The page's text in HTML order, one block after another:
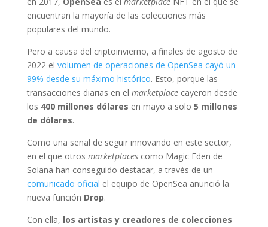
encuentran la mayoría de las colecciones más
populares del mundo.
Pero a causa del criptoinvierno, a finales de agosto de
2022 el volumen de operaciones de OpenSea cayó un
99% desde su máximo histórico. Esto, porque las
transacciones diarias en el marketplace cayeron desde
los 400 millones dólares en mayo a solo 5 millones
de dólares.
Como una señal de seguir innovando en este sector,
en el que otros marketplaces como Magic Eden de
Solana han conseguido destacar, a través de un
comunicado oficial el equipo de OpenSea anunció la
nueva función Drop.
Con ella, los artistas y creadores de colecciones